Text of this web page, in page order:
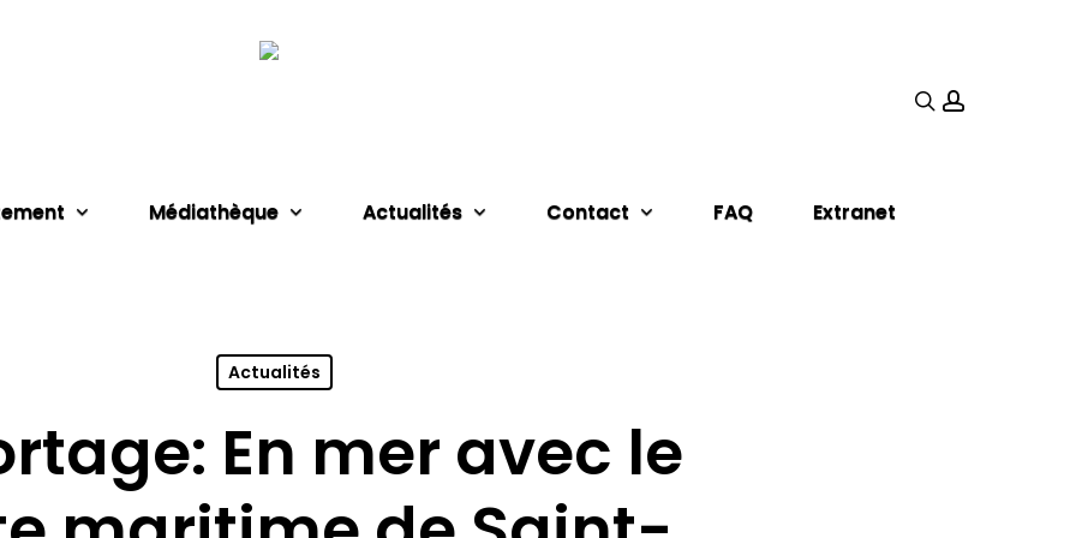
Médiathèque Actualités Contact FAQ Extranet
Actualités
En mer avec le